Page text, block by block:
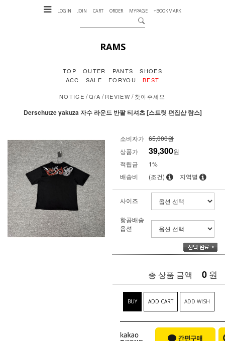
LOGIN JOIN CART ORDER MYPAGE +BOOKMARK
RAMS
TOP OUTER PANTS
SHOES
ACC
SALE FORYOU BEST
NOTICE /Q/A /REVIEW /찾아주세요
Derschutze yakuza 자수 라운드 반팔 티셔츠 [스트릿 편집샵 람스]
소비자가 65,000원
상품가
39,300원
적립금
1%
배송비
(조건) 지역별
사이즈
항공배송
옵션
총 상품 금액 0 원
BUY ADD CART ADD WISH